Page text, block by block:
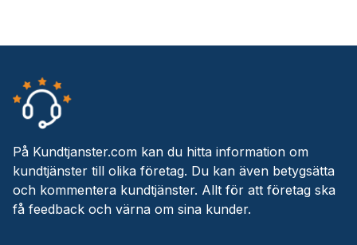
På Kundtjanster.com kan du hitta information om
kundtjänster till olika företag. Du kan även betygsätta
och kommentera kundtjänster. Allt för att företag ska
få feedback och värna om sina kunder.